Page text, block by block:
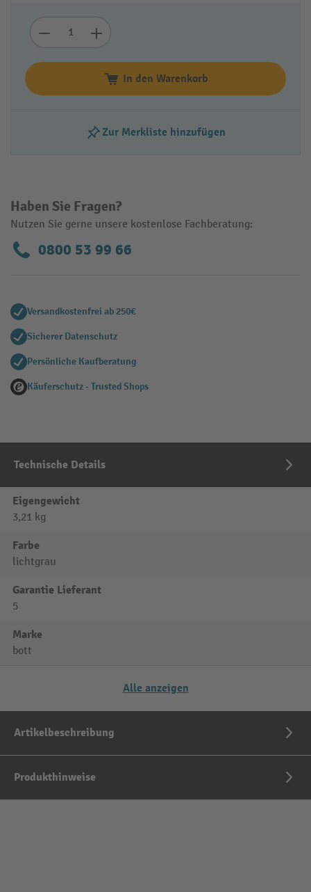
In den Warenkorb
Zur Merkliste hinzufügen
Haben Sie Fragen?
Nutzen Sie gerne unsere kostenlose Fachberatung:
0800 53 99 66
Versandkostenfrei ab 250€
Sicherer Datenschutz
Persönliche Kaufberatung
Käuferschutz - Trusted Shops
Technische Details
Eigengewicht
3,21 kg
Farbe
lichtgrau
Garantie Lieferant
5
Marke
bott
Alle anzeigen
Artikelbeschreibung
Produkthinweise